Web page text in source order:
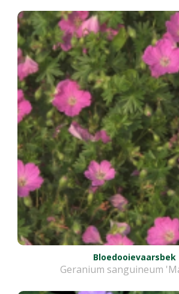
Bloedooievaarsbek
Geranium sanguineum